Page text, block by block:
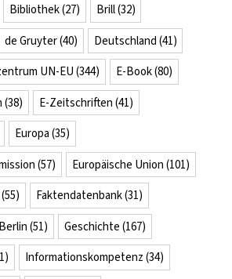
Bibliothek(27) Brill(32)
de Gruyter(40) Deutschland (41)
UN-EU (344) E-Book(80)
(38) E-Zeitschriften (41)
Europa (35)
(57) Europäische Union (101)
(55) Faktendatenbank(31)
(51) Geschichte (167)
Informationskompetenz (34)